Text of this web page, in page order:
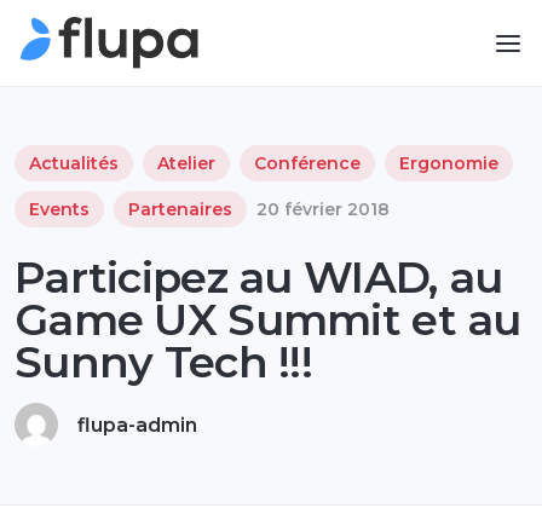
Actualités Atelier Conférence Ergonomie
Events Partenaires 20 février 2018
Participez au WIAD, au
Game UX Summit et au
Sunny Tech !!!
flupa-admin